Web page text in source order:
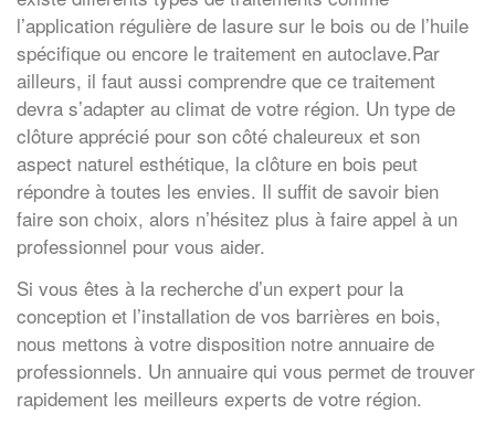
l’application régulière de lasure sur le bois ou de l’huile
spécifique ou encore le traitement en autoclave.Par
ailleurs, il faut aussi comprendre que ce traitement
devra s’adapter au climat de votre région. Un type de
clôture apprécié pour son côté chaleureux et son
aspect naturel esthétique, la clôture en bois peut
répondre à toutes les envies. Il suffit de savoir bien
faire son choix, alors n’hésitez plus à faire appel à un
professionnel pour vous aider.
Si vous êtes à la recherche d’un expert pour la
conception et l’installation de vos barrières en bois,
nous mettons à votre disposition notre annuaire de
professionnels. Un annuaire qui vous permet de trouver
rapidement les meilleurs experts de votre région.